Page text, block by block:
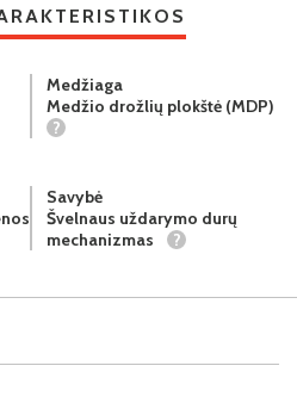
Medžiaga
Medžio drožlių plokštė (MDP)
?
Savybė
Švelnaus uždarymo durų
mechanizmas
?